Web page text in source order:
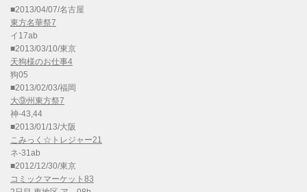
■2013/04/07/名古屋
東方名華祭7
イ17ab
■2013/03/10/東京
天狗様のお仕事4
狗05
■2013/02/03/福岡
大⑨州東方祭7
神-43,44
■2013/01/13/大阪
こみっく☆トレジャー21
ネ-31ab
■2012/12/30/東京
コミックマーケット83